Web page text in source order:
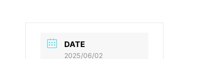
DATE
2025/06/02